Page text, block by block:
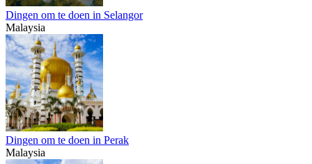
Dingen om te doen in Selangor
Malaysia
Dingen om te doen in Perak
Malaysia